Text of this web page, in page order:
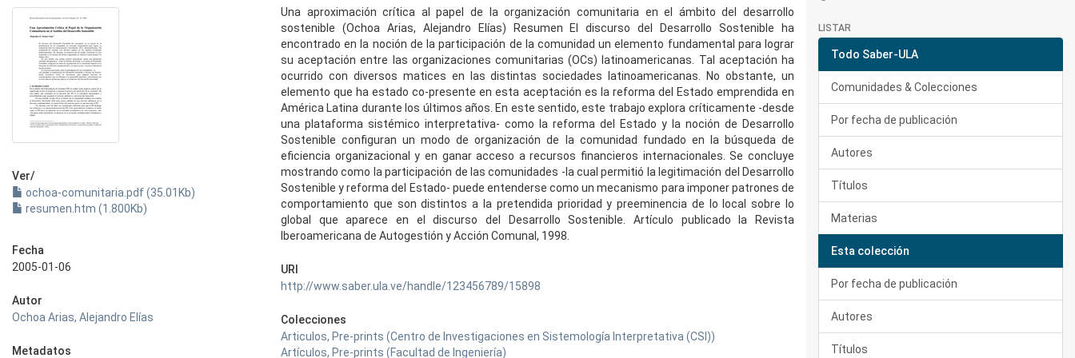
Ver/
ochoa-comunitaria.pdf (35.01Kb)
resumen.htm (1.800Kb)
Fecha
2005-01-06
Autor
Ochoa Arias, Alejandro Elías
Metadatos
Una aproximación crítica al papel de la organización comunitaria en el ámbito del desarrollo
sostenible (Ochoa Arias, Alejandro Elías) Resumen El discurso del Desarrollo Sostenible ha
encontrado en la noción de la participación de la comunidad un elemento fundamental para lograr
su aceptación entre las organizaciones comunitarias (OCs) latinoamericanas. Tal aceptación ha
ocurrido con diversos matices en las distintas sociedades latinoamericanas. No obstante, un
elemento que ha estado co-presente en esta aceptación es la reforma del Estado emprendida en
América Latina durante los últimos años. En este sentido, este trabajo explora críticamente -desde
una plataforma sistémico interpretativa- como la reforma del Estado y la noción de Desarrollo
Sostenible configuran un modo de organización de la comunidad fundado en la búsqueda de
eficiencia organizacional y en ganar acceso a recursos financieros internacionales. Se concluye
mostrando como la participación de las comunidades -la cual permitió la legitimación del Desarrollo
Sostenible y reforma del Estado- puede entenderse como un mecanismo para imponer patrones de
comportamiento que son distintos a la pretendida prioridad y preeminencia de lo local sobre lo
global que aparece en el discurso del Desarrollo Sostenible. Artículo publicado la Revista
Iberoamericana de Autogestión y Acción Comunal, 1998.
URI
http://www.saber.ula.ve/handle/123456789/15898
Colecciones
Articulos, Pre-prints (Centro de Investigaciones en Sistemología Interpretativa (CSI))
Artículos, Pre-prints (Facultad de Ingeniería)
LISTAR
Todo Saber-ULA
Comunidades & Colecciones
Por fecha de publicación
Autores
Títulos
Materias
Esta colección
Por fecha de publicación
Autores
Títulos